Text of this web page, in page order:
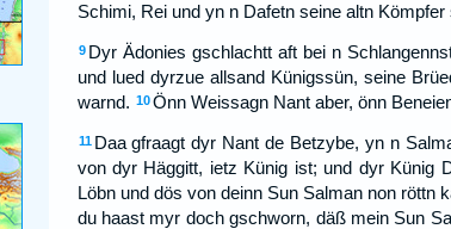
Schimi, Rei und yn n Dafetn seine altn
9 Dyr Ädonies gschlachtt aft bei n
und lued dyrzue allsand Künigssün, seine
warnd. 10 Önn Weissagn Nant aber, önn
11 Daa gfraagt dyr Nant de Betzybe, yn n
von dyr Häggitt, ietz Künig ist; und dyr Künig
Löbn und dös von deinn Sun Salman non röttn
du haast myr doch gschworn, däß mein Sun